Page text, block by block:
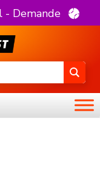
- Demande